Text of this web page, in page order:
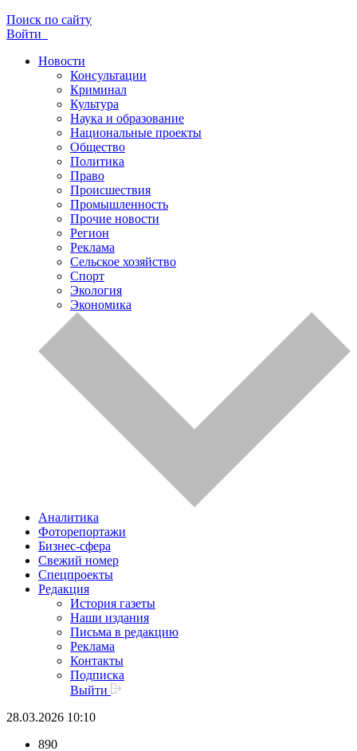
Поиск по сайту
Войти
Новости
Консультации
Криминал
Культура
Наука и образование
Национальные проекты
Общество
Политика
Право
Происшествия
Промышленность
Прочие новости
Регион
Реклама
Сельское хозяйство
Спорт
Экология
Экономика
Аналитика
Фоторепортажи
Бизнес-сфера
Свежий номер
Спецпроекты
Редакция
История газеты
Наши издания
Письма в редакцию
Реклама
Контакты
Подписка
Выйти
28.03.2026 10:10
890